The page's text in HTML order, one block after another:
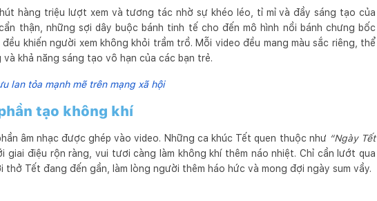
hàng triệu lượt xem và tương tác nhờ sự khéo léo, tỉ mỉ và đầy sáng tạo của
thận, những sợi dây buộc bánh tinh tế cho đến mô hình nồi bánh chưng bốc
khiến người xem không khỏi trầm trồ. Mỗi video đều mang màu sắc riêng, thể
khả năng sáng tạo vô hạn của các bạn trẻ.
lan tỏa mạnh mẽ trên mạng xã hội
tạo không khí
âm nhạc được ghép vào video. Những ca khúc Tết quen thuộc như “Ngày Tết
giai điệu rộn ràng, vui tươi càng làm không khí thêm náo nhiệt. Chỉ cần lướt qua
thở Tết đang đến gần, làm lòng người thêm háo hức và mong đợi ngày sum vầy.